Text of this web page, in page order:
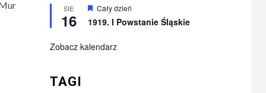
SIE
16
Wyróżnione
Cały dzień
1919. I Powstanie Śląskie
Zobacz kalendarz
TAGI